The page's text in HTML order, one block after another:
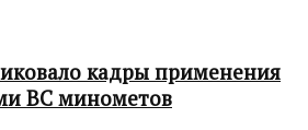
кадры применения
ВС минометов